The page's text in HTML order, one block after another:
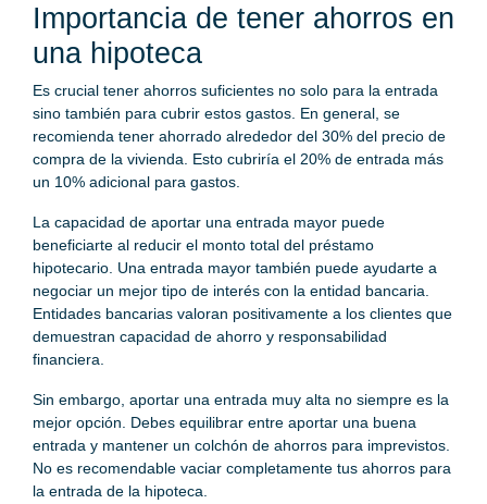
Importancia de tener ahorros en
una hipoteca
Es crucial tener ahorros suficientes no solo para la entrada
sino también para cubrir estos gastos. En general, se
recomienda tener ahorrado alrededor del 30% del precio de
compra de la vivienda. Esto cubriría el 20% de entrada más
un 10% adicional para gastos.
La capacidad de aportar una entrada mayor puede
beneficiarte al reducir el monto total del préstamo
hipotecario. Una entrada mayor también puede ayudarte a
negociar un mejor tipo de interés con la entidad bancaria.
Entidades bancarias valoran positivamente a los clientes que
demuestran capacidad de ahorro y responsabilidad
financiera.
Sin embargo, aportar una entrada muy alta no siempre es la
mejor opción. Debes equilibrar entre aportar una buena
entrada y mantener un colchón de ahorros para imprevistos.
No es recomendable vaciar completamente tus ahorros para
la entrada de la hipoteca.